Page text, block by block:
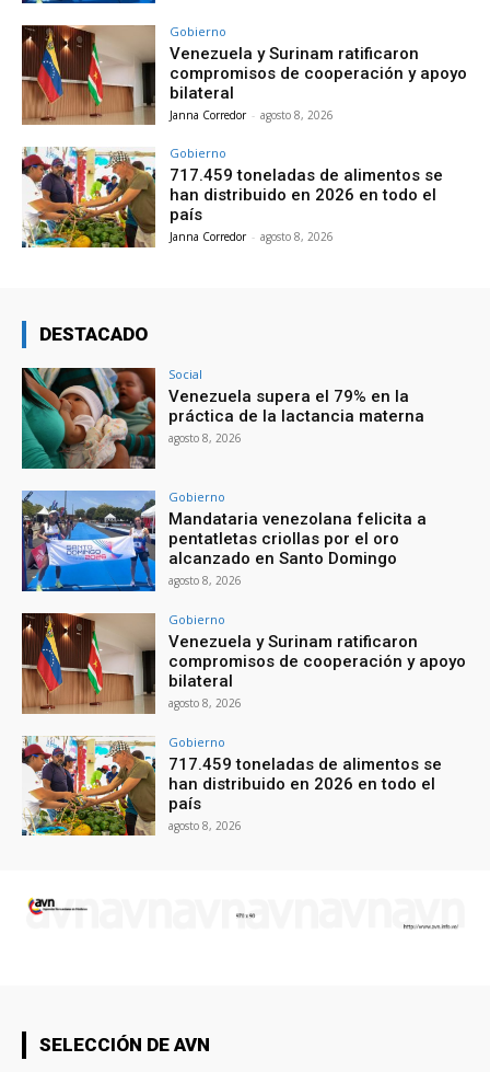
Gobierno
Venezuela y Surinam ratificaron
compromisos de cooperación y apoyo
bilateral
Janna Corredor - agosto 8, 2026
Gobierno
717.459 toneladas de alimentos se
han distribuido en 2026 en todo el
país
Janna Corredor - agosto 8, 2026
DESTACADO
Social
Venezuela supera el 79% en la
práctica de la lactancia materna
agosto 8, 2026
Gobierno
Mandataria venezolana felicita a
pentatletas criollas por el oro
alcanzado en Santo Domingo
agosto 8, 2026
Gobierno
Venezuela y Surinam ratificaron
compromisos de cooperación y apoyo
bilateral
agosto 8, 2026
Gobierno
717.459 toneladas de alimentos se
han distribuido en 2026 en todo el
país
agosto 8, 2026
SELECCIÓN DE AVN